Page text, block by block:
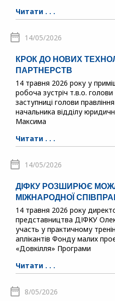
Читати . . .
14/05/2026
КРОК ДО НОВИХ
ПАРТНЕРСТВ
14 травня 2026 року у
робоча зустріч т.в.о.
заступниці голови
начальника відділу
Максима
Читати . . .
14/05/2026
ДІФКУ РОЗШИРЮЄ
МІЖНАРОДНОЇ
14 травня 2026 року
представництва ДІФКУ
участь у практичному
аплікантів Фонду малих
«Довкілля» Програми
Читати . . .
8/05/2026